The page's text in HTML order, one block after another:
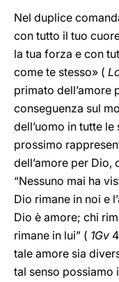
Nel duplice
con tutto il tuo
la tua forza e con
come te stesso» (
primato dell’amore
conseguenza sul
dell’uomo in tutte le
prossimo
dell’amore per Dio,
“Nessuno mai ha
Dio rimane in noi e
Dio è amore; chi
rimane in lui” ( 1Gv
tale amore sia
tal senso possiamo